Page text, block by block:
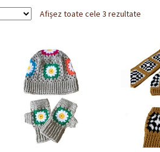
Afișez toate cele 3 rezultate